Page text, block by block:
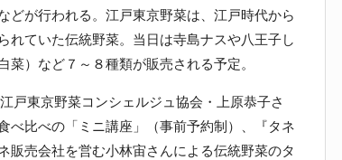
どが行われる。江戸東京野菜は、江戸時代から
れていた伝統野菜。当日は寺島ナスや八王子し
菜）など７～８種類が販売される予定。
戸東京野菜コンシェルジュ協会・上原恭子さ
べ比べの「ミニ講座」（事前予約制）、『タネ
販売会社を営む小林宙さんによる伝統野菜のタ